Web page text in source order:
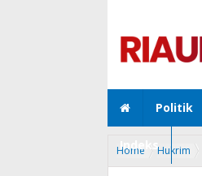
Politik
Indeks
Home Hukrim